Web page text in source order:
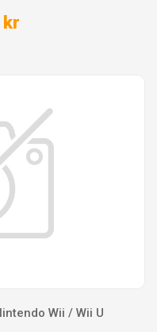
kr
Wii / Wii U